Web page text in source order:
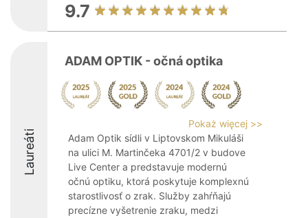
9.7
Laureáti
ADAM OPTIK - očná optika
Pokaż więcej >>
Adam Optik sídli v Liptovskom Mikuláši
na ulici M. Martinčeka 4701/2 v budove
Live Center a predstavuje modernú
očnú optiku, ktorá poskytuje komplexnú
starostlivosť o zrak. Služby zahŕňajú
precízne vyšetrenie zraku, medzi